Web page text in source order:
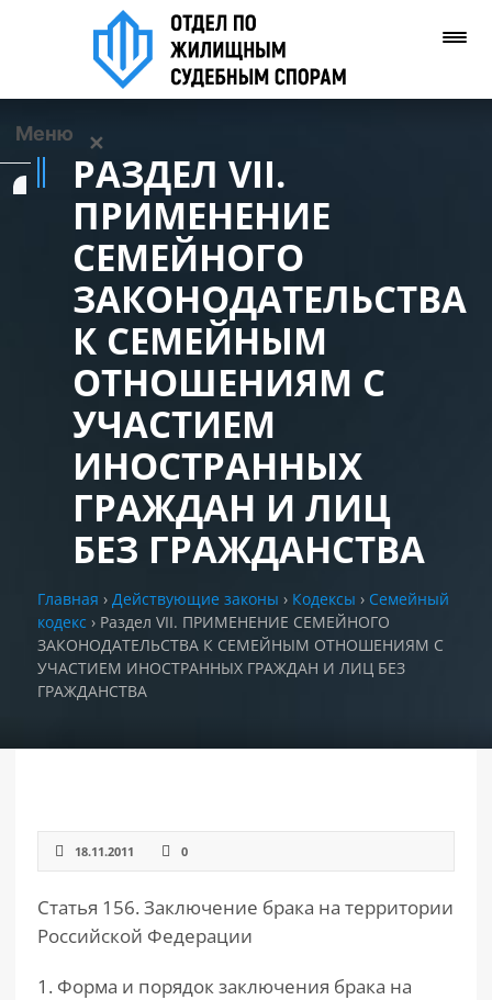
Меню ✕
Задать вопрос
Позвонить нам
РАЗДЕЛЫ
САЙТА
РАЗДЕЛ VII.
ПРИМЕНЕНИЕ
СЕМЕЙНОГО
ЗАКОНОДАТЕЛЬСТВА
К СЕМЕЙНЫМ
ОТНОШЕНИЯМ С
УЧАСТИЕМ
ИНОСТРАННЫХ
ГРАЖДАН И ЛИЦ
БЕЗ ГРАЖДАНСТВА
Главная › Действующие законы › Кодексы › Семейный
кодекс › Раздел VII. ПРИМЕНЕНИЕ СЕМЕЙНОГО
ЗАКОНОДАТЕЛЬСТВА К СЕМЕЙНЫМ ОТНОШЕНИЯМ С
УЧАСТИЕМ ИНОСТРАННЫХ ГРАЖДАН И ЛИЦ БЕЗ
ГРАЖДАНСТВА
18.11.2011 0
Статья 156. Заключение брака на территории
Российской Федерации
1. Форма и порядок заключения брака на